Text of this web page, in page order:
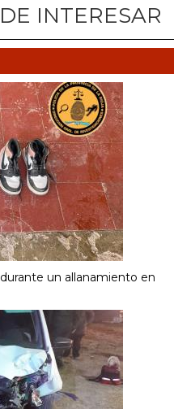
INTERESAR
un allanamiento en